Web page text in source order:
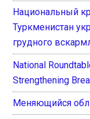
Национальный
Туркменистан
грудного
National
Strengthening
Меняющийся